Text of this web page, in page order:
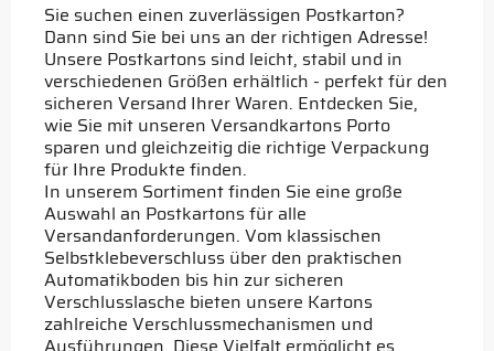
Sie suchen einen zuverlässigen Postkarton?
Dann sind Sie bei uns an der richtigen Adresse!
Unsere Postkartons sind leicht, stabil und in
verschiedenen Größen erhältlich - perfekt für den
sicheren Versand Ihrer Waren. Entdecken Sie,
wie Sie mit unseren Versandkartons Porto
sparen und gleichzeitig die richtige Verpackung
für Ihre Produkte finden.
In unserem Sortiment finden Sie eine große
Auswahl an Postkartons für alle
Versandanforderungen. Vom klassischen
Selbstklebeverschluss über den praktischen
Automatikboden bis hin zur sicheren
Verschlusslasche bieten unsere Kartons
zahlreiche Verschlussmechanismen und